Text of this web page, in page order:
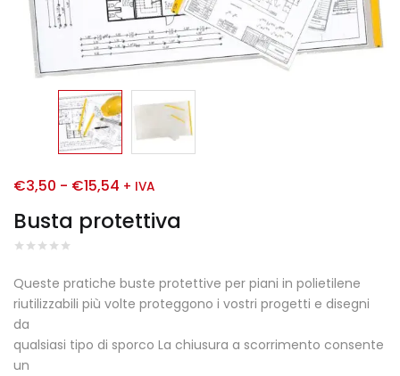
Busta protettiva
€3,50 - €15,54 + IVA
Queste pratiche buste protettive per piani in polietilene
riutilizzabili più volte proteggono i vostri progetti e disegni
da
qualsiasi tipo di sporco La chiusura a scorrimento consente
un
Login
Lost password?